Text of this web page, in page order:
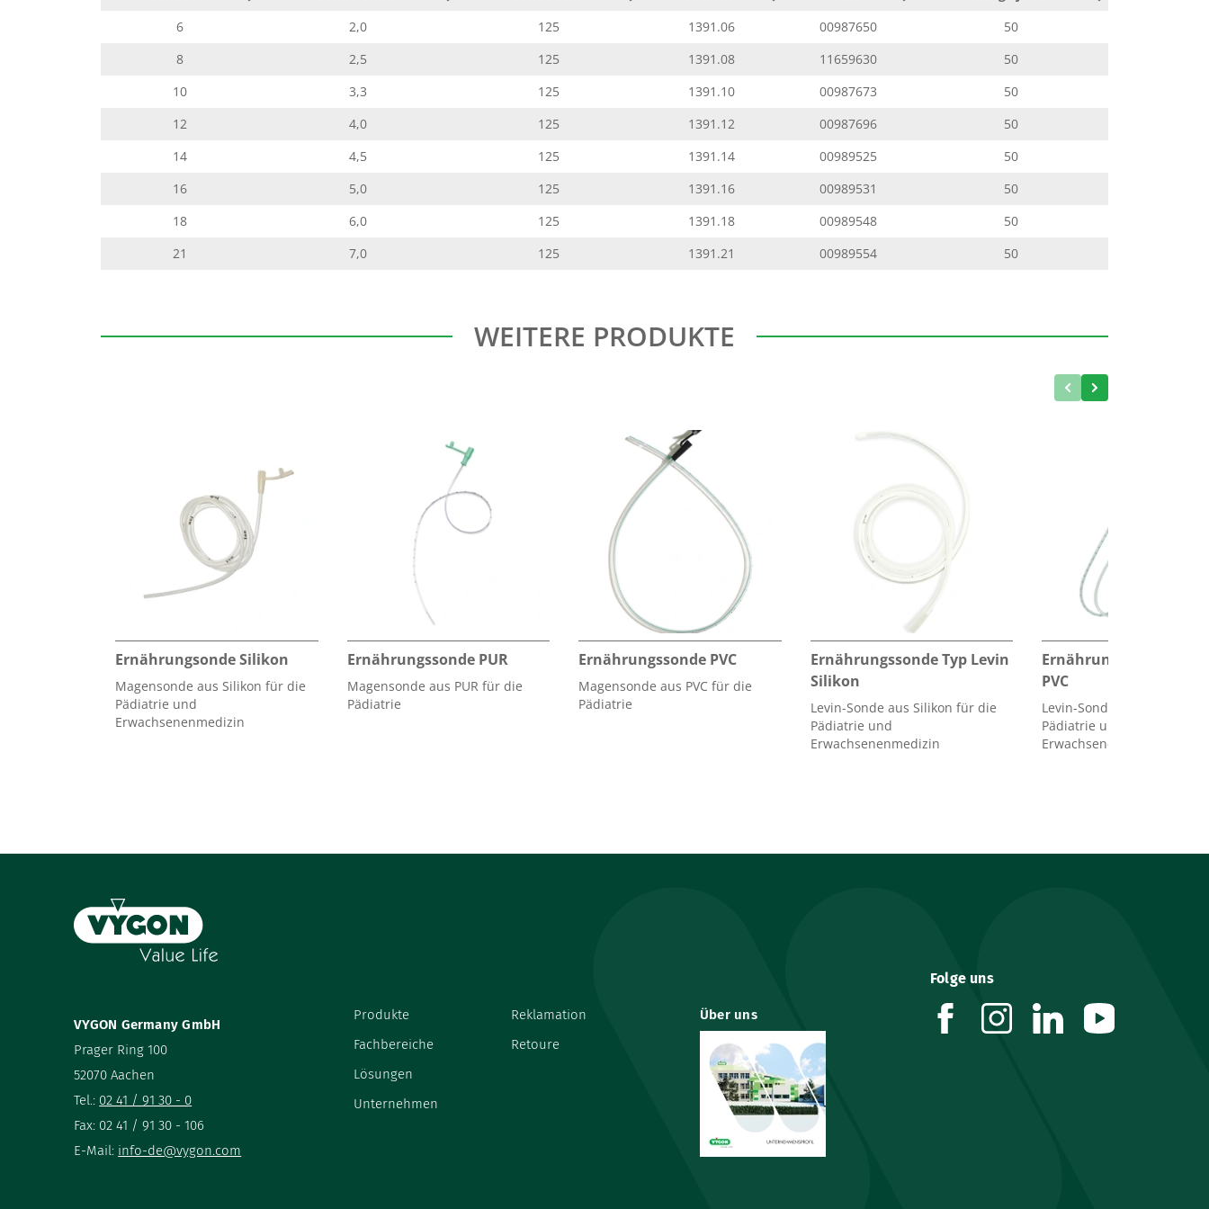
6
2,0 125 1391.06 00987650
50
8
2,5 125 1391.08 11659630
50
10
3,3 125 1391.10 00987673
50
12
4,0 125 1391.12 00987696
50
14
4,5 125 1391.14 00989525
50
16
5,0 125 1391.16 00989531
50
18
6,0 125 1391.18 00989548
50
21
7,0 125 1391.21 00989554 50
WEITERE PRODUKTE
Ernährungsonde Silikon
Magensonde aus Silikon für die
Pädiatrie und
Erwachsenenmedizin
Ernährungssonde PUR
Magensonde aus PUR für die
Pädiatrie
Ernährungssonde PVC
Magensonde aus PVC für die
Pädiatrie
Ernährungssonde Typ Levin
Silikon
Levin-Sonde aus Silikon für die
Pädiatrie und
Erwachsenenmedizin
Ernährungssonde Typ
PVC
Levin-Sonde aus PVC für
Pädiatrie und die
Erwachsenenmedizin
VYGON Germany GmbH
Prager Ring 100
52070 Aachen
Tel.: 02 41 / 91 30 - 0
Fax: 02 41 / 91 30 - 106
E-Mail: info-de@vygon.com
Produkte
Fachbereiche
Lösungen
Unternehmen
Reklamation
Retoure
Über uns
Folge uns